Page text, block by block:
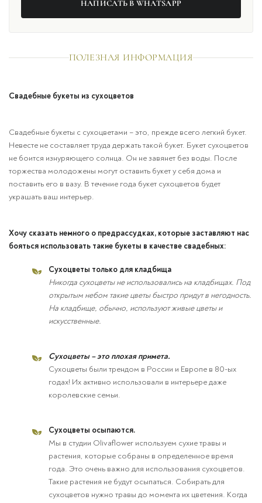
НАПИСАТЬ В WHATSAPP
ПОЛЕЗНАЯ ИНФОРМАЦИЯ
Свадебные букеты из сухоцветов
Свадебные букеты с сухоцветами – это, прежде всего легкий букет.
Невесте не составляет труда держать такой букет. Букет сухоцветов
не боится изнуряющего солнца. Он не завянет без воды. После
торжества молодожены могут оставить букет у себя дома и
поставить его в вазу. В течение года букет сухоцветов будет
украшать ваш интерьер.
Хочу сказать немного о предрассудках, которые заставляют нас
бояться использовать такие букеты в качестве свадебных:
Сухоцветы только для кладбища
Никогда сухоцветы не использовались на кладбищах. Под
открытым небом такие цветы быстро придут в негодность.
На кладбище, обычно, используют живые цветы и
искусственные.
Сухоцветы – это плохая примета.
Сухоцветы были трендом в России и Европе в 80-ых
годах! Их активно использовали в интерьере даже
королевские семьи.
Сухоцветы осыпаются.
Мы в студии Olivaflower используем сухие травы и
растения, которые собраны в определенное время
года. Это очень важно для использования сухоцветов.
Такие растения не будут осыпаться. Собирать для
сухоцветов нужно травы до момента их цветения. Когда